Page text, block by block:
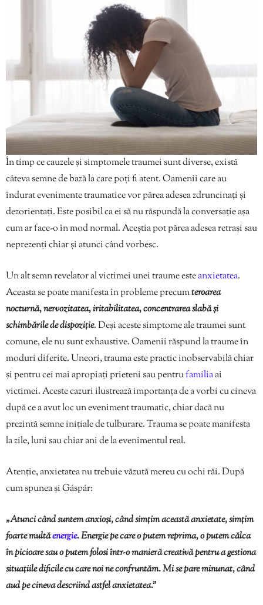
În timp ce cauzele și simptomele traumei sunt diverse, există
câteva semne de bază la care poți fi atent. Oamenii care au
îndurat evenimente traumatice vor părea adesea zdruncinați și
dezorientați. Este posibil ca ei să nu răspundă la conversație așa
cum ar face-o în mod normal. Aceștia pot părea adesea retrași sau
neprezenți chiar și atunci când vorbesc.
Un alt semn revelator al victimei unei traume esteanxietatea.
Aceasta se poate manifesta în probleme precumteroarea
nocturnă, nervozitatea, iritabilitatea, concentrarea slabă și
schimbările de dispoziție. Deși aceste simptome ale traumei sunt
comune, ele nu sunt exhaustive. Oamenii răspund la traume în
moduri diferite. Uneori, trauma este practic inobservabilă chiar
și pentru cei mai apropiați prieteni sau pentrufamiliaai
victimei. Aceste cazuri ilustrează importanța de a vorbi cu cineva
după ce a avut loc un eveniment traumatic, chiar dacă nu
prezintă semne inițiale de tulburare. Trauma se poate manifesta
la zile, luni sau chiar ani de la evenimentul real.
Atenție, anxietatea nu trebuie văzută mereu cu ochi răi. După
cum spunea și Gáspár:
„Atunci când suntem anxioși, când simțim această anxietate, simțim
foarte multăenergie. Energie pe care o putem reprima, o putem călca
în picioare sau o putem folosi într-o manieră creativă pentru a gestiona
situațiile dificile cu care noi ne confruntăm. Mi se pare minunat, când
aud pe cineva descriind astfel anxietatea.”